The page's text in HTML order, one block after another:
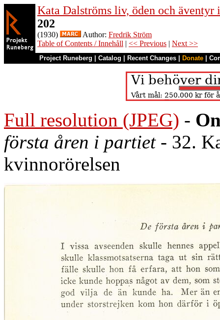
Kata Dalströms liv, öden och
202
(1930) Author: Fredrik Ström
Table of Contents / Innehåll | << Previous | Next >>
Project Runeberg Catalog Recent Changes Donate
Full resolution (JPEG) -
första åren i partiet- 32.
kvinnorörelsen